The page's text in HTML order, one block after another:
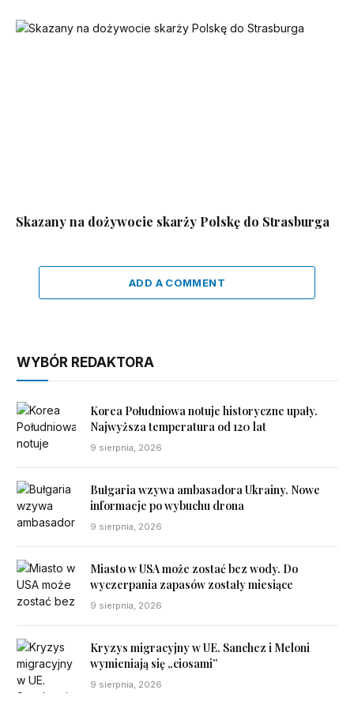
Skazany na dożywocie skarży Polskę do Strasburga
ADD A COMMENT
WYBÓR REDAKTORA
Korea Południowa notuje historyczne upały.
Najwyższa temperatura od 120 lat
9 sierpnia, 2026
Bułgaria wzywa ambasadora Ukrainy. Nowe
informacje po wybuchu drona
9 sierpnia, 2026
Miasto w USA może zostać bez wody. Do
wyczerpania zapasów zostały miesiące
9 sierpnia, 2026
Kryzys migracyjny w UE. Sanchez i Meloni
wymieniają się „ciosami”
9 sierpnia, 2026